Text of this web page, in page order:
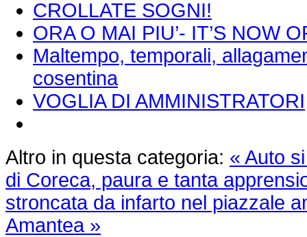
CROLLATE SOGNI!
ORA O MAI PIU’- IT’S NOW
Maltempo, temporali,
cosentina
VOGLIA DI AMMINISTRATORI
Altro in questa categoria: « Auto
di Coreca, paura e tanta
stroncata da infarto nel piazzale
Amantea »